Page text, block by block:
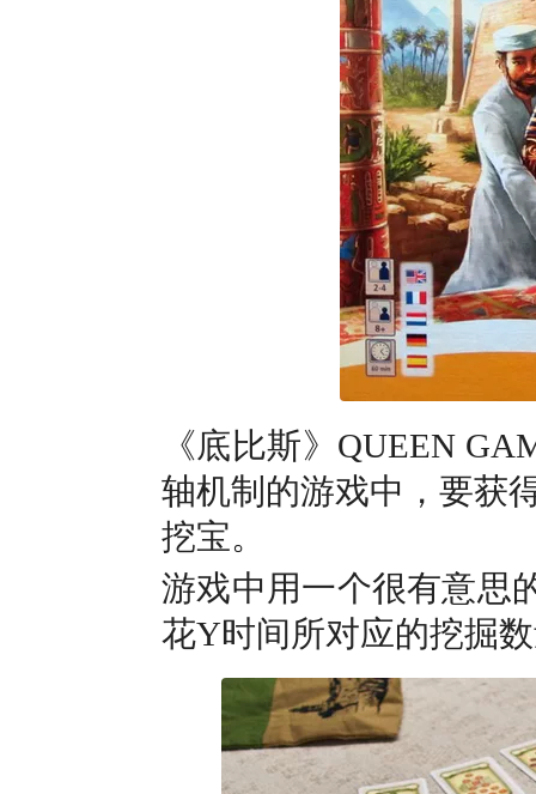
《底比斯》QUEEN
轴机制的游戏中，要获
挖宝。
游戏中用一个很有意思
花Y时间所对应的挖掘